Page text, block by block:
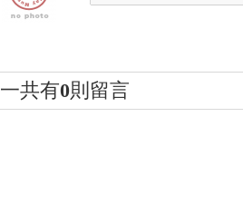
一共有0則留言